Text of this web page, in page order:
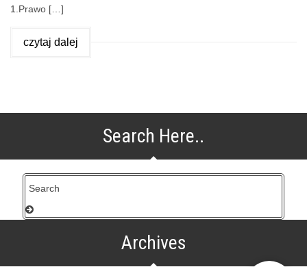
1.Prawo […]
czytaj dalej
Search Here..
Archives